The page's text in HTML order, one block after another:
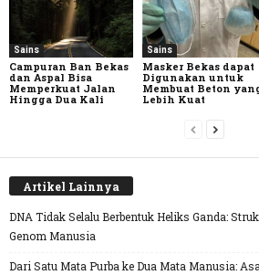
Sains
Campuran Ban Bekas
dan Aspal Bisa
Memperkuat Jalan
Hingga Dua Kali
Sains
Masker Bekas dapat
Digunakan untuk
Membuat Beton
Lebih Kuat
Artikel Lainnya
DNA Tidak Selalu Berbentuk Heliks Ganda:
Genom Manusia
Dari Satu Mata Purba ke Dua Mata Manusia: